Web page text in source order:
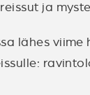
ja
lähes